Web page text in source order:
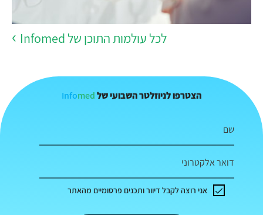
לכל עולמות התוכן של Infomed
הצטרפו לניוזלטר השבועי של Infomed
שם
דואר אלקטרוני
אני רוצה לקבל דיוור ותכנים פרסומיים מהאתר